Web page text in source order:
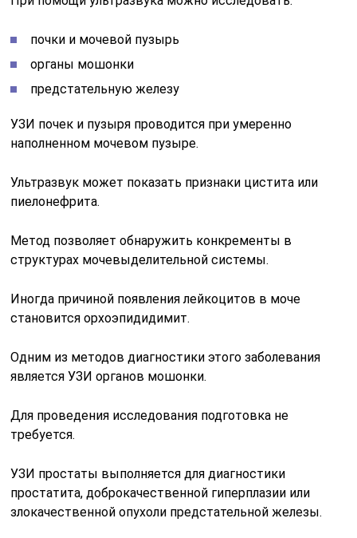
почки и мочевой пузырь
органы мошонки
предстательную железу
УЗИ почек и пузыря проводится при умеренно
наполненном мочевом пузыре.
Ультразвук может показать признаки цистита или
пиелонефрита.
Метод позволяет обнаружить конкременты в
структурах мочевыделительной системы.
Иногда причиной появления лейкоцитов в моче
становится орхоэпидидимит.
Одним из методов диагностики этого заболевания
является УЗИ органов мошонки.
Для проведения исследования подготовка не
требуется.
УЗИ простаты выполняется для диагностики
простатита, доброкачественной гиперплазии или
злокачественной опухоли предстательной железы.